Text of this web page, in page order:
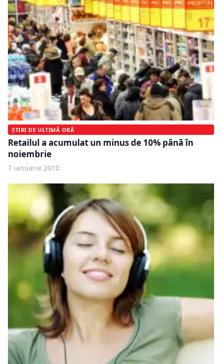
ȘTIRI DE ULTIMĂ ORĂ
Retailul a acumulat un minus de 10% până în
noiembrie
7 ianuarie 2010